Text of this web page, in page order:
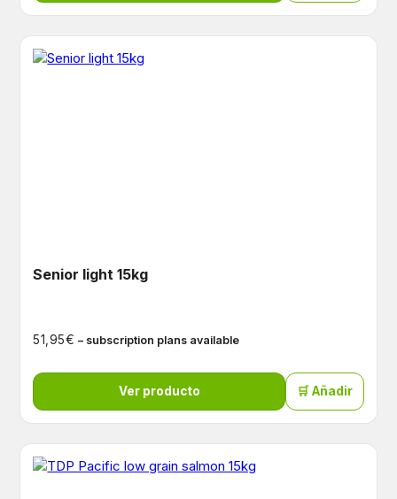
Senior light 15kg
51,95€ – subscription plans available
Ver producto 🛒 Añadir